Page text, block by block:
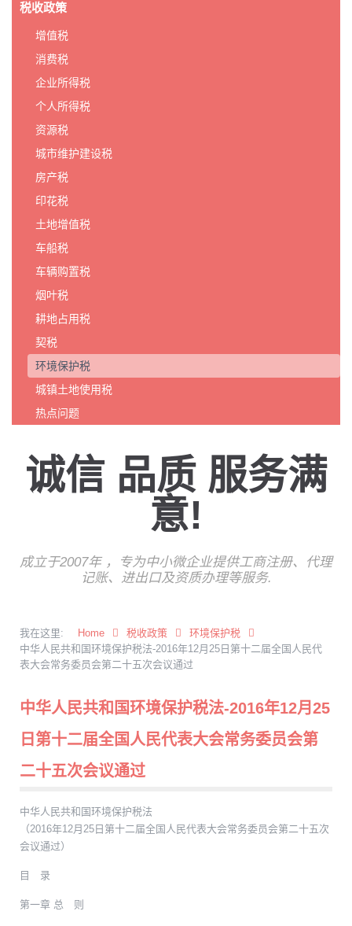
税收政策
增值税
消费税
企业所得税
个人所得税
资源税
城市维护建设税
房产税
印花税
土地增值税
车船税
车辆购置税
烟叶税
耕地占用税
契税
环境保护税
城镇土地使用税
热点问题
诚信 品质 服务满
意!
成立于2007年 ，专为中小微企业提供工商注册、代理
记账、进出口及资质办理等服务.
我在这里: Home 税收政策
环境保护税
中华人民共和国环境保护税法-2016年12月25日第十二届全国人民代
表大会常务委员会第二十五次会议通过
中华人民共和国环境保护税法-2016年12月25
日第十二届全国人民代表大会常务委员会第
二十五次会议通过
中华人民共和国环境保护税法
（2016年12月25日第十二届全国人民代表大会常务委员会第二十五次
会议通过）
目 录
第一章 总 则